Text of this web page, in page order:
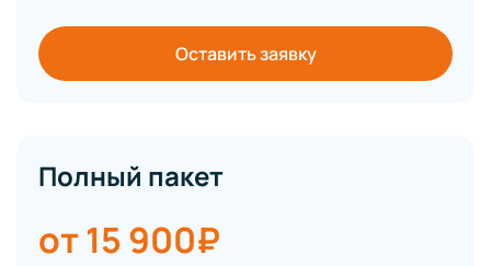
Оставить заявку
Полный пакет
от 15 900₽